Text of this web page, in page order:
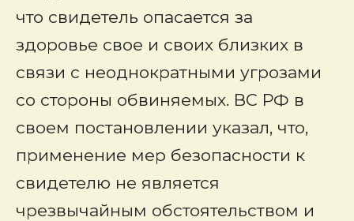
что свидетель опасается за
здоровье свое и своих близких в
связи с неоднократными угрозами
со стороны обвиняемых. ВС РФ в
своем постановлении указал, что,
применение мер безопасности к
свидетелю не является
чрезвычайным обстоятельством и